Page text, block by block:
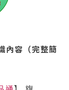
內容（完整簡